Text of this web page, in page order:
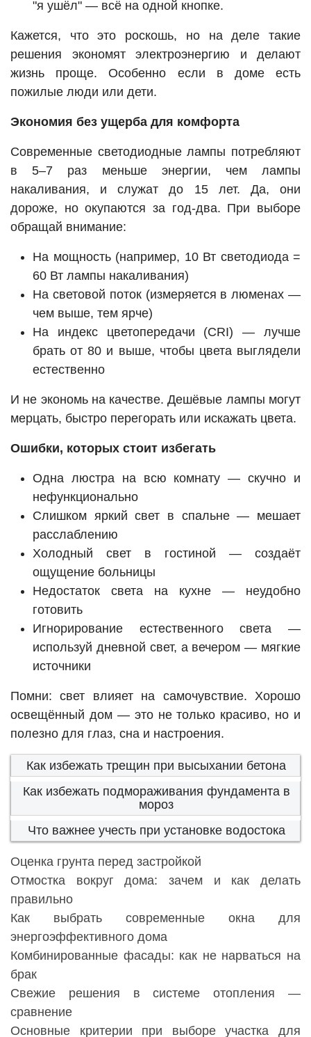
"я ушёл" — всё на одной кнопке.
Кажется, что это роскошь, но на деле такие
решения экономят электроэнергию и делают
жизнь проще. Особенно если в доме есть
пожилые люди или дети.
Экономия без ущерба для комфорта
Современные светодиодные лампы потребляют
в 5–7 раз меньше энергии, чем лампы
накаливания, и служат до 15 лет. Да, они
дороже, но окупаются за год-два. При выборе
обращай внимание:
На мощность (например, 10 Вт светодиода =
60 Вт лампы накаливания)
На световой поток (измеряется в люменах —
чем выше, тем ярче)
На индекс цветопередачи (CRI) — лучше
брать от 80 и выше, чтобы цвета выглядели
естественно
И не экономь на качестве. Дешёвые лампы могут
мерцать, быстро перегорать или искажать цвета.
Ошибки, которых стоит избегать
Одна люстра на всю комнату — скучно и
нефункционально
Слишком яркий свет в спальне — мешает
расслаблению
Холодный свет в гостиной — создаёт
ощущение больницы
Недостаток света на кухне — неудобно
готовить
Игнорирование естественного света —
используй дневной свет, а вечером — мягкие
источники
Помни: свет влияет на самочувствие. Хорошо
освещённый дом — это не только красиво, но и
полезно для глаз, сна и настроения.
Как избежать трещин при высыхании бетона
Как избежать подмораживания фундамента в
мороз
Что важнее учесть при установке водостока
Оценка грунта перед застройкой
Отмостка вокруг дома: зачем и как делать
правильно
Как выбрать современные окна для
энергоэффективного дома
Комбинированные фасады: как не нарваться на
брак
Свежие решения в системе отопления —
сравнение
Основные критерии при выборе участка для